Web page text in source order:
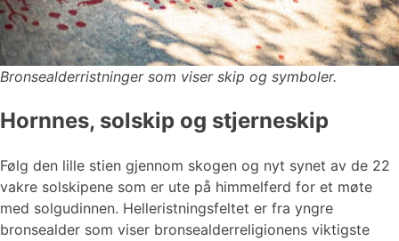
Bronsealderristninger som viser skip og symboler.
Hornnes, solskip og stjerneskip
Følg den lille stien gjennom skogen og nyt synet av de 22
vakre solskipene som er ute på himmelferd for et møte
med solgudinnen. Helleristningsfeltet er fra yngre
bronsealder som viser bronsealderreligionens viktigste